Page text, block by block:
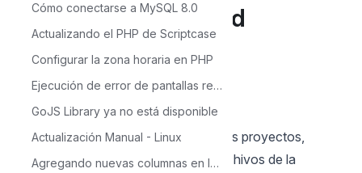
Cómo conectarse a MySQL 8.0
Actualizando el PHP de Scriptcase
Configurar la zona horaria en PHP
Ejecución de error de pantallas reCaptcha - MacOS
GoJS Library ya no está disponible
Actualización Manual - Linux
Agregando nuevas columnas en la tabla para el calendario
módulo de seguridad
Álvaro Moura
Última actualización el Jul 6, 2026
Para mejorar la seguridad en nuestros proyectos,
realizamos varios cambios en los archivos de la